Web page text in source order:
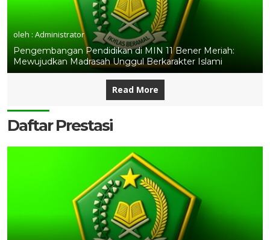
oleh : Administrator
Pengembangan Pendidikan di MIN 11 Bener Meriah:
Mewujudkan Madrasah Unggul Berkarakter Islami
Read More
Daftar Prestasi